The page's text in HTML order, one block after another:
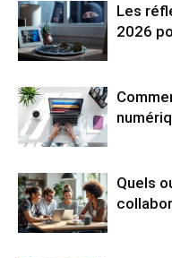
Les
2026
Quels